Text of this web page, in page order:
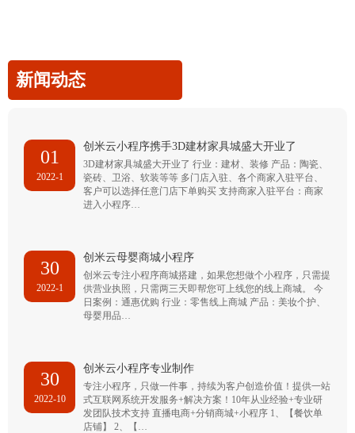
新闻动态
01
2022-1
创米云小程序携手3D建材家具城盛大开业了
3D建材家具城盛大开业了 行业：建材、装修 产品：陶瓷、
瓷砖、卫浴、软装等等 多门店入驻、各个商家入驻平台、
客户可以选择任意门店下单购买 支持商家入驻平台：商家
进入小程序…
30
2022-1
创米云母婴商城小程序
创米云专注小程序商城搭建，如果您想做个小程序，只需提
供营业执照，只需两三天即帮您可上线您的线上商城。 今
日案例：通惠优购 行业：零售线上商城 产品：美妆个护、
母婴用品…
30
2022-10
创米云小程序专业制作
专注小程序，只做一件事，持续为客户创造价值！提供一站
式互联网系统开发服务+解决方案！10年从业经验+专业研
发团队技术支持 直播电商+分销商城+小程序 1、【餐饮单
店铺】 2、【…